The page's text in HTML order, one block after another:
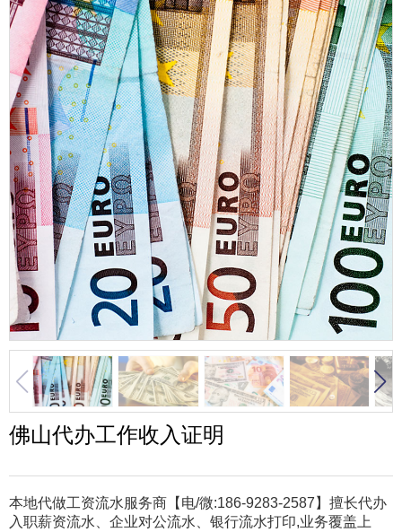
佛山代办工作收入证明
本地代做工资流水服务商【电/微:186-9283-2587】擅长代办
入职薪资流水、企业对公流水、银行流水打印,业务覆盖上